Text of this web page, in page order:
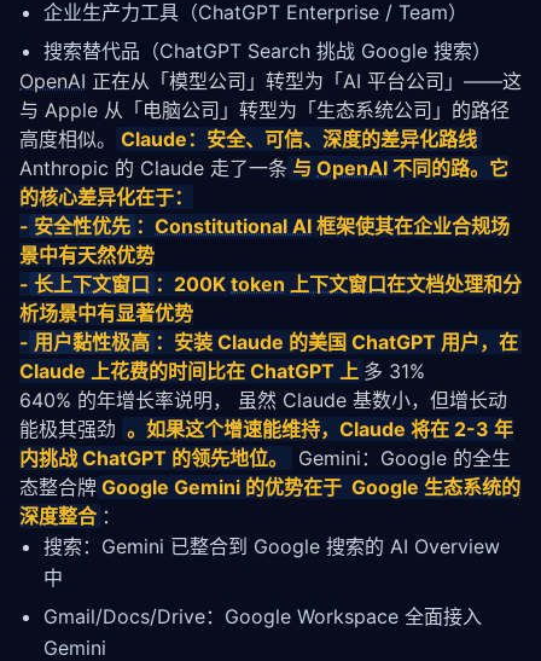
企业生产力工具（ChatGPT Enterprise / Team）
搜索替代品（ChatGPT Search 挑战 Google 搜索）
OpenAI 正在从「模型公司」转型为「AI 平台公司」——这
与 Apple 从「电脑公司」转型为「生态系统公司」的路径
高度相似。
Claude：安全、可信、深度的差异化路线
Anthropic 的 Claude 走了一条 与 OpenAI 不同的路。它
的核心差异化在于：
- 安全性优先 ： Constitutional AI 框架使其在企业合规场
景中有天然优势
- 长上下文窗口 ：200K token 上下文窗口在文档处理和分
析场景中有显著优势
- 用户黏性极高 ：安装 Claude 的美国 ChatGPT 用户，在
Claude 上花费的时间比在 ChatGPT 上 多 31%
640% 的年增长率说明， 虽然 Claude 基数小，但增长动
能极其强劲 。如果这个增速能维持，Claude 将在 2-3 年
内挑战 ChatGPT 的领先地位。
Gemini：Google 的全生
态整合牌 Google Gemini 的优势在于  Google 生态系统的
深度整合 ：
搜索：Gemini 已整合到 Google 搜索的 AI Overview
中
Gmail/Docs/Drive：Google Workspace 全面接入
Gemini